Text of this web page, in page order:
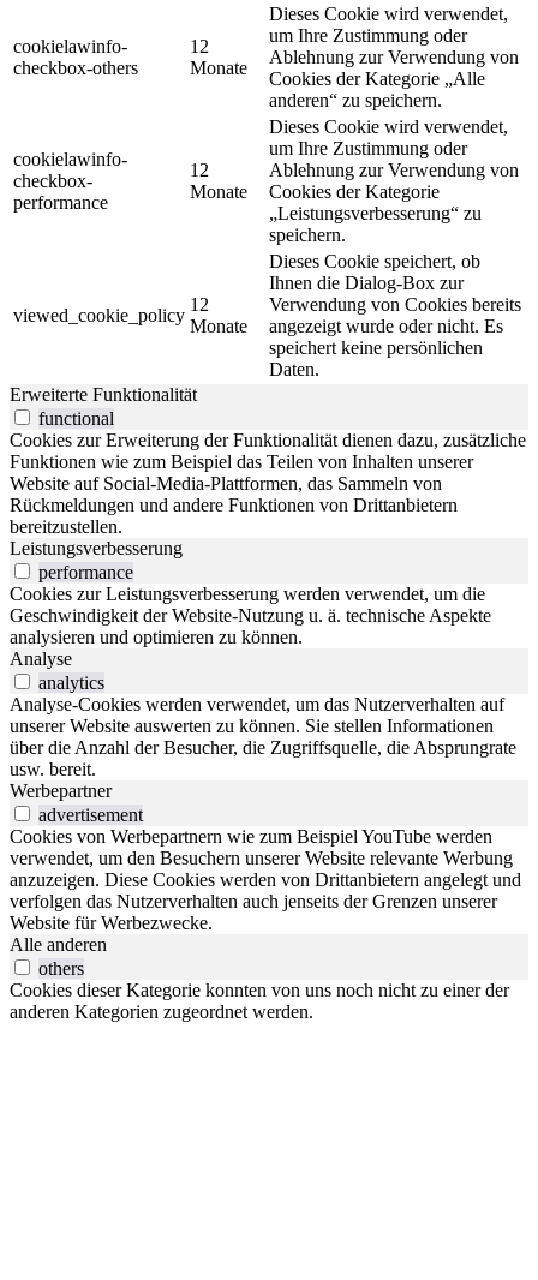
cookielawinfo-
checkbox-others
12
Monate
Dieses Cookie wird verwendet,
um Ihre Zustimmung oder
Ablehnung zur Verwendung von
Cookies der Kategorie „Alle
anderen“ zu speichern.
cookielawinfo-
checkbox-
performance
12
Monate
Dieses Cookie wird verwendet,
um Ihre Zustimmung oder
Ablehnung zur Verwendung von
Cookies der Kategorie
„Leistungsverbesserung“ zu
speichern.
viewed_cookie_policy
12
Monate
Dieses Cookie speichert, ob
Ihnen die Dialog-Box zur
Verwendung von Cookies bereits
angezeigt wurde oder nicht. Es
speichert keine persönlichen
Daten.
Erweiterte Funktionalität
functional
Cookies zur Erweiterung der Funktionalität dienen dazu, zusätzliche
Funktionen wie zum Beispiel das Teilen von Inhalten unserer
Website auf Social-Media-Plattformen, das Sammeln von
Rückmeldungen und andere Funktionen von Drittanbietern
bereitzustellen.
Leistungsverbesserung
performance
Cookies zur Leistungsverbesserung werden verwendet, um die
Geschwindigkeit der Website-Nutzung u. ä. technische Aspekte
analysieren und optimieren zu können.
Analyse
analytics
Analyse-Cookies werden verwendet, um das Nutzerverhalten auf
unserer Website auswerten zu können. Sie stellen Informationen
über die Anzahl der Besucher, die Zugriffsquelle, die Absprungrate
usw. bereit.
Werbepartner
advertisement
Cookies von Werbepartnern wie zum Beispiel YouTube werden
verwendet, um den Besuchern unserer Website relevante Werbung
anzuzeigen. Diese Cookies werden von Drittanbietern angelegt und
verfolgen das Nutzerverhalten auch jenseits der Grenzen unserer
Website für Werbezwecke.
Alle anderen
others
Cookies dieser Kategorie konnten von uns noch nicht zu einer der
anderen Kategorien zugeordnet werden.